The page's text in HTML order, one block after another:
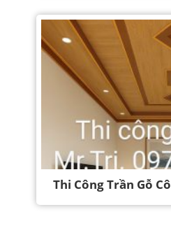
Thi Công Trần Gỗ